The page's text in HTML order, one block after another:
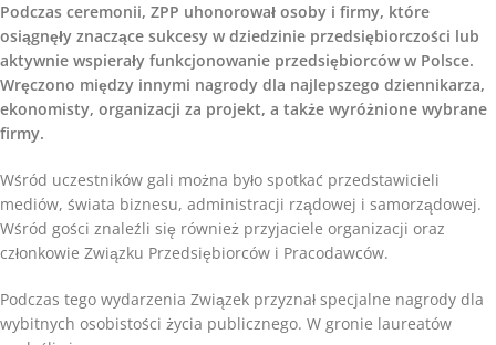
Podczas ceremonii, ZPP uhonorował osoby i firmy, które
osiągnęły znaczące sukcesy w dziedzinie przedsiębiorczości lub
aktywnie wspierały funkcjonowanie przedsiębiorców w Polsce.
Wręczono między innymi nagrody dla najlepszego dziennikarza,
ekonomisty, organizacji za projekt, a także wyróżnione wybrane
firmy.
Wśród uczestników gali można było spotkać przedstawicieli
mediów, świata biznesu, administracji rządowej i samorządowej.
Wśród gości znaleźli się również przyjaciele organizacji oraz
członkowie Związku Przedsiębiorców i Pracodawców.
Podczas tego wydarzenia Związek przyznał specjalne nagrody dla
wybitnych osobistości życia publicznego. W gronie laureatów